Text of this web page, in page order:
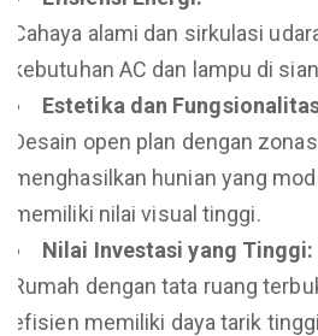
Cahaya alami dan sirkulasi
kebutuhan AC dan lampu di
Estetika dan
Desain open plan dengan
menghasilkan hunian yang
memiliki nilai visual tinggi.
Nilai Investasi yang Tinggi:
Rumah dengan tata ruang
efisien memiliki daya tarik